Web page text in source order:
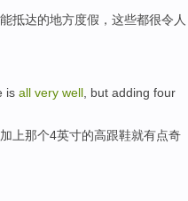
抵达的地方度假 ，这些都很令人
is all very well, but adding four
加上那个4英寸的高跟鞋就有点奇